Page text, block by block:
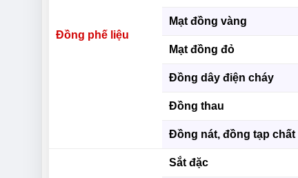
Đồng phế liệu
Mạt đồng vàng
Mạt đồng đỏ
Đồng dây điện cháy
Đồng thau
Đồng nát, đồng tạp chất
Sắt đặc